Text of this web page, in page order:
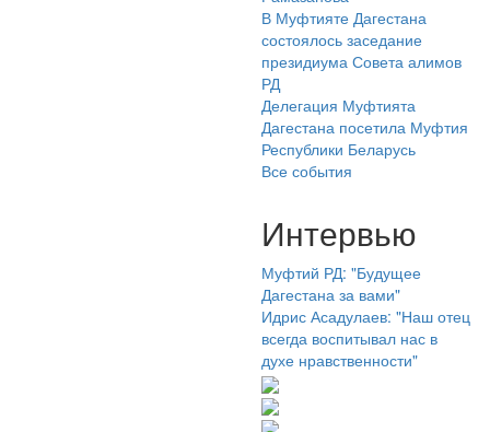
В Муфтияте Дагестана
состоялось заседание
президиума Совета алимов
РД
Делегация Муфтията
Дагестана посетила Муфтия
Республики Беларусь
Все события
Интервью
Муфтий РД: "Будущее
Дагестана за вами"
Идрис Асадулаев: "Наш отец
всегда воспитывал нас в
духе нравственности"